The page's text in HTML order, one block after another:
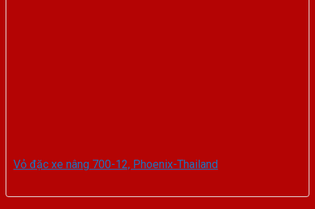
Vỏ đặc xe nâng 700-12, Phoenix-Thailand